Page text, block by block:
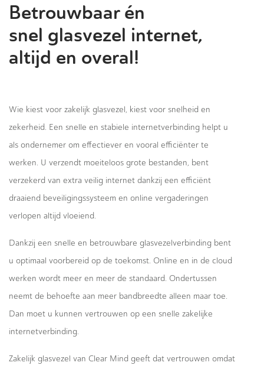
Betrouwbaar én
snel glasvezel internet,
altijd en overal!
Wie kiest voor zakelijk glasvezel, kiest voor snelheid en
zekerheid. Een snelle en stabiele internetverbinding helpt u
als ondernemer om effectiever en vooral efficiënter te
werken. U verzendt moeiteloos grote bestanden, bent
verzekerd van extra veilig internet dankzij een efficiënt
draaiend beveiligingssysteem en online vergaderingen
verlopen altijd vloeiend.
Dankzij een snelle en betrouwbare glasvezelverbinding bent
u optimaal voorbereid op de toekomst. Online en in de cloud
werken wordt meer en meer de standaard. Ondertussen
neemt de behoefte aan meer bandbreedte alleen maar toe.
Dan moet u kunnen vertrouwen op een snelle zakelijke
internetverbinding.
Zakelijk glasvezel van Clear Mind geeft dat vertrouwen omdat